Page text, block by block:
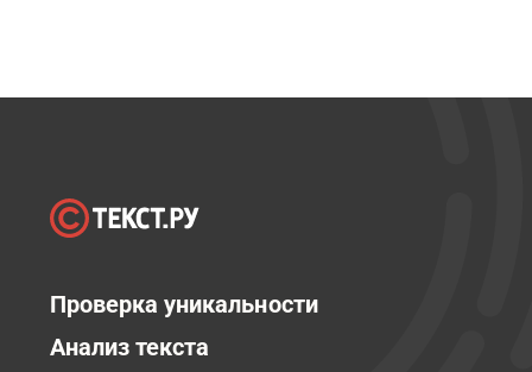
Проверка уникальности
Анализ текста